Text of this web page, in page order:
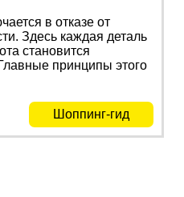
в отказе от
Здесь каждая деталь
становится
принципы этого
Шоппинг-гид